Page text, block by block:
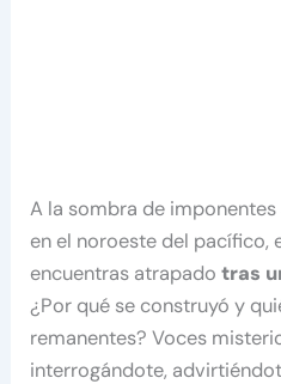
A la sombra de
en el noroeste del pacífico,
encuentras atrapadotras
¿Por qué se construyó y
remanentes? Voces
interrogándote,